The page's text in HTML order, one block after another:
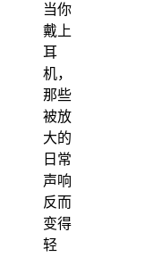
当你
戴上
耳
机，
那些
被放
大的
日常
声响
反而
变得
轻